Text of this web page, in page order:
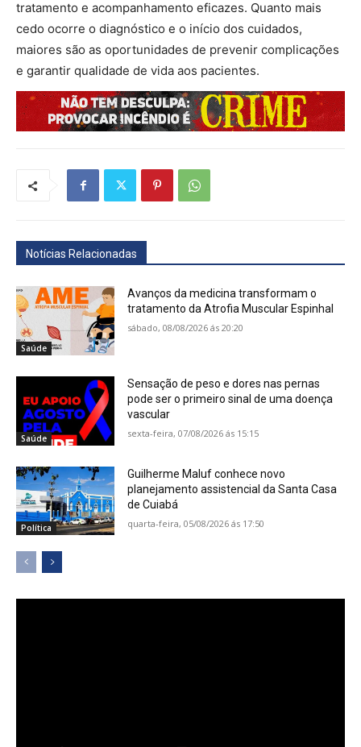
tratamento e acompanhamento eficazes. Quanto mais
cedo ocorre o diagnóstico e o início dos cuidados,
maiores são as oportunidades de prevenir complicações
e garantir qualidade de vida aos pacientes.
Notícias Relacionadas
Saúde
Avanços da medicina transformam o
tratamento da Atrofia Muscular Espinhal
sábado, 08/08/2026 ás 20:20
Saúde
Sensação de peso e dores nas pernas
pode ser o primeiro sinal de uma doença
vascular
sexta-feira, 07/08/2026 ás 15:15
Política
Guilherme Maluf conhece novo
planejamento assistencial da Santa Casa
de Cuiabá
quarta-feira, 05/08/2026 ás 17:50